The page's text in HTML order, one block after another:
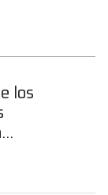
los